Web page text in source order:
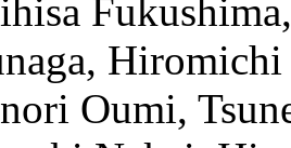
Oumi,